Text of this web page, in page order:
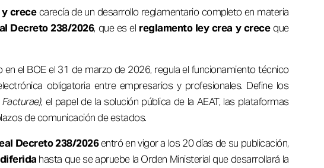
crececarecía de un desarrollo reglamentario completo en materia
Decreto 238/2026, que es el reglamento ley crea y creceque
en el BOE el 31 de marzo de 2026, regula el funcionamiento técnico
obligatoria entre empresarios y profesionales. Define los
Facturae), el papel de la solución pública de la AEAT, las plataformas
de comunicación de estados.
Decreto 238/2026entró en vigor a los 20 días de su publicación,
hasta que se apruebe la Orden Ministerial que desarrollará la